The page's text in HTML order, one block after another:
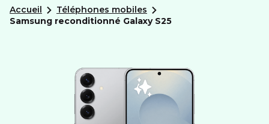
Accueil
Téléphones mobiles
samsung reconditionné Galaxy S25